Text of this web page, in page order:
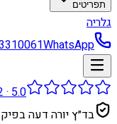
תפריטים
גלריה
WhatsApp
5.0
·
בד״ץ יורה דעה